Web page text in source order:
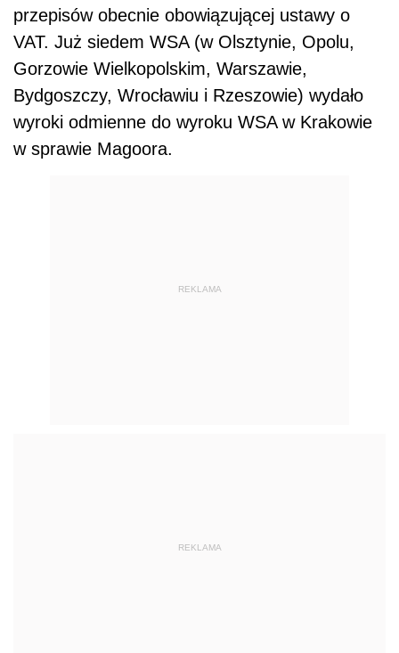
przepisów obecnie obowiązującej ustawy o
VAT. Już siedem WSA (w Olsztynie, Opolu,
Gorzowie Wielkopolskim, Warszawie,
Bydgoszczy, Wrocławiu i Rzeszowie) wydało
wyroki odmienne do wyroku WSA w Krakowie
w sprawie Magoora.
REKLAMA
REKLAMA